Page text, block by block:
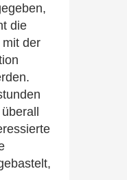
die
der